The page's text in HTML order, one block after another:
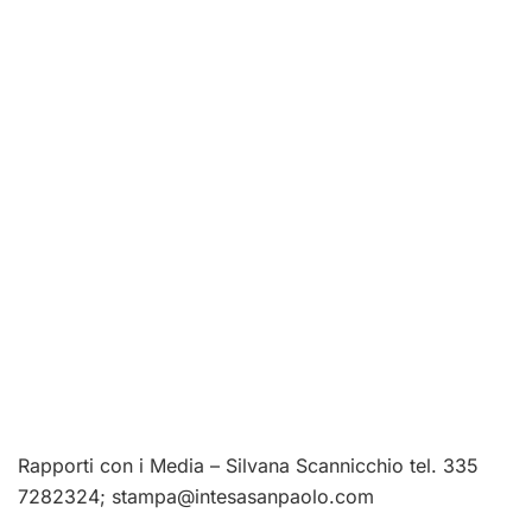
Rapporti con i Media – Silvana Scannicchio tel. 335
7282324; stampa@intesasanpaolo.com